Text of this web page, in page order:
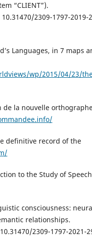
“CLIENT”).
2309-1797-2019-
Languages, in 7 maps
wp/2015/04/23/
de la nouvelle
definitive record of the
to the Study of
consciousness:
relationships.
2309-1797-2021-